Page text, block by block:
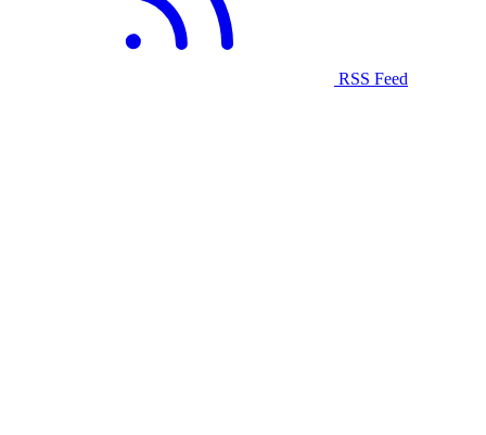
RSS Feed